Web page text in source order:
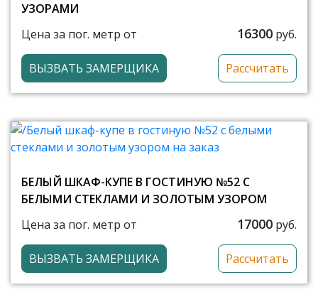
УЗОРАМИ
Цена за пог. метр от
16300 руб.
ВЫЗВАТЬ ЗАМЕРЩИКА Рассчитать
БЕЛЫЙ ШКАФ-КУПЕ В ГОСТИНУЮ №52 С
БЕЛЫМИ СТЕКЛАМИ И ЗОЛОТЫМ УЗОРОМ
Цена за пог. метр от
17000 руб.
ВЫЗВАТЬ ЗАМЕРЩИКА Рассчитать